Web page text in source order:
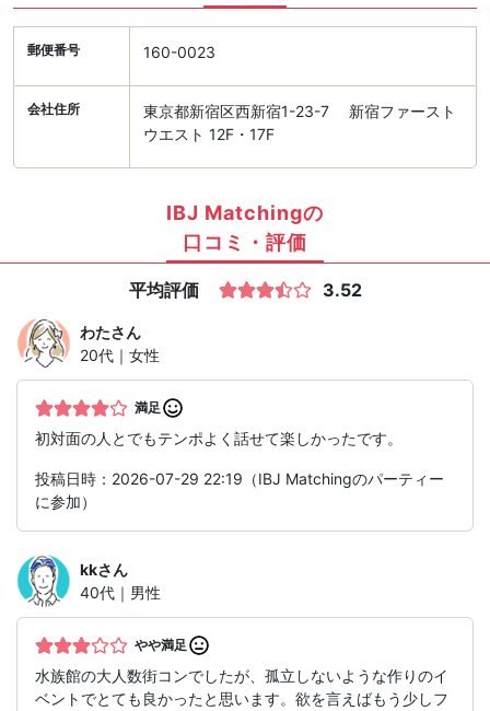
郵便番号 160-0023
会社住所
東京都新宿区西新宿1-23-7 新宿ファースト
ウエスト 12F・17F
IBJ Matchingの
口コミ・評価
平均評価 3.52
わたさん
20代｜女性
満足
初対面の人とでもテンポよく話せて楽しかったです。
投稿日時：2026-07-29 22:19（IBJ Matchingのパーティー
に参加）
kkさん
40代｜男性
やや満足
水族館の大人数街コンでしたが、孤立しないような作りのイ
ベントでとても良かったと思います。欲を言えばもう少しフ